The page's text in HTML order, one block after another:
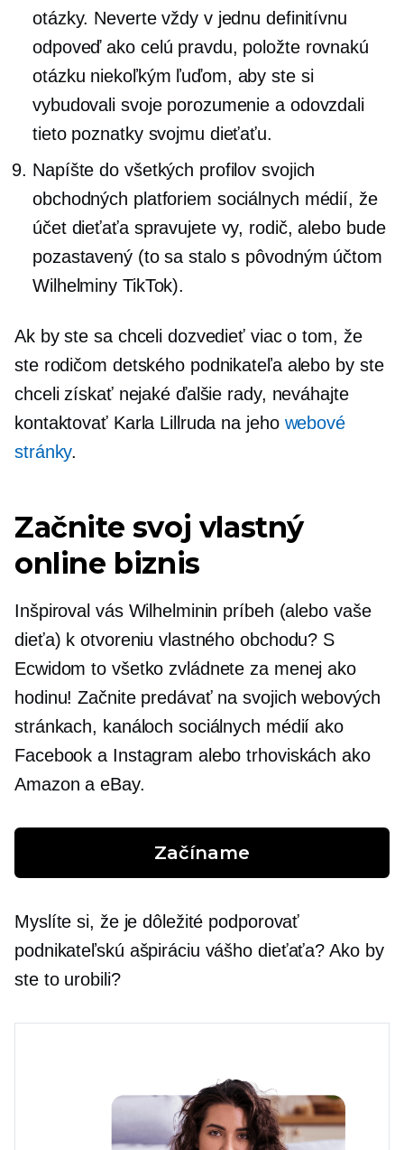
otázky. Neverte vždy v jednu definitívnu
odpoveď ako celú pravdu, položte rovnakú
otázku niekoľkým ľuďom, aby ste si
vybudovali svoje porozumenie a odovzdali
tieto poznatky svojmu dieťaťu.
Napíšte do všetkých profilov svojich
obchodných platforiem sociálnych médií, že
účet dieťaťa spravujete vy, rodič, alebo bude
pozastavený (to sa stalo s pôvodným účtom
Wilhelminy TikTok).
Ak by ste sa chceli dozvedieť viac o tom, že
ste rodičom detského podnikateľa alebo by ste
chceli získať nejaké ďalšie rady, neváhajte
kontaktovať Karla Lillruda na jeho webové
stránky.
Začnite svoj vlastný
online biznis
Inšpiroval vás Wilhelminin príbeh (alebo vaše
dieťa) k otvoreniu vlastného obchodu? S
Ecwidom to všetko zvládnete za menej ako
hodinu! Začnite predávať na svojich webových
stránkach, kanáloch sociálnych médií ako
Facebook a Instagram alebo trhoviskách ako
Amazon a eBay.
Začíname
Myslíte si, že je dôležité podporovať
podnikateľskú ašpiráciu vášho dieťaťa? Ako by
ste to urobili?